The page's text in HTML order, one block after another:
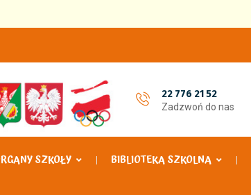
22 776 21 52
Zadzwoń do nas
SZKOŁY BIBLIOTEKA SZKOLNA